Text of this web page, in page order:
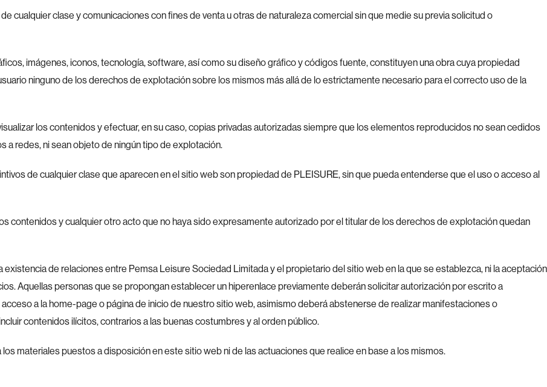
cualquier clase y comunicaciones con fines de venta u otras de naturaleza comercial sin que medie su previa solicitud o
imágenes, iconos, tecnología, software, así como su diseño gráfico y códigos fuente, constituyen una obra cuya propiedad
ninguno de los derechos de explotación sobre los mismos más allá de lo estrictamente necesario para el correcto uso de la
los contenidos y efectuar, en su caso, copias privadas autorizadas siempre que los elementos reproducidos no sean cedidos
redes, ni sean objeto de ningún tipo de explotación.
de cualquier clase que aparecen en el sitio web son propiedad de PLEISURE, sin que pueda entenderse que el uso o acceso al
contenidos y cualquier otro acto que no haya sido expresamente autorizado por el titular de los derechos de explotación quedan
de relaciones entre Pemsa Leisure Sociedad Limitada y el propietario del sitio web en la que se establezca, ni la aceptación
Aquellas personas que se propongan establecer un hiperenlace previamente deberán solicitar autorización por escrito a
a la home-page o página de inicio de nuestro sitio web, asimismo deberá abstenerse de realizar manifestaciones o
contenidos ilícitos, contrarios a las buenas costumbres y al orden público.
materiales puestos a disposición en este sitio web ni de las actuaciones que realice en base a los mismos.